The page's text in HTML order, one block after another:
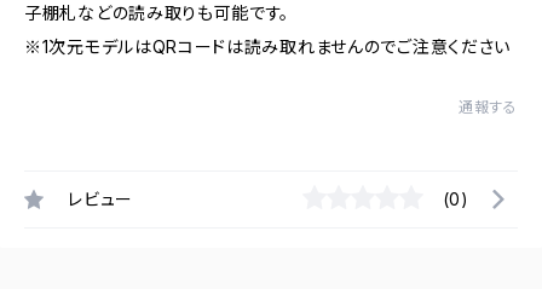
子棚札などの読み取りも可能です。
※1次元モデルはQRコードは読み取れませんのでご注意ください
通報する
レビュー (0)